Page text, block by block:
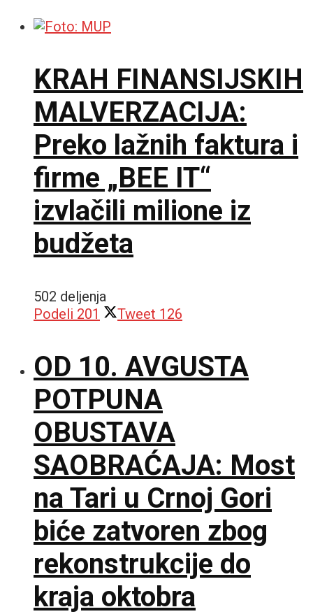
KRAH FINANSIJSKIH
MALVERZACIJA:
Preko lažnih faktura i
firme „BEE IT“
izvlačili milione iz
budžeta
502 deljenja
Podeli 201 Tweet 126
OD 10. AVGUSTA
POTPUNA
OBUSTAVA
SAOBRAĆAJA: Most
na Tari u Crnoj Gori
biće zatvoren zbog
rekonstrukcije do
kraja oktobra